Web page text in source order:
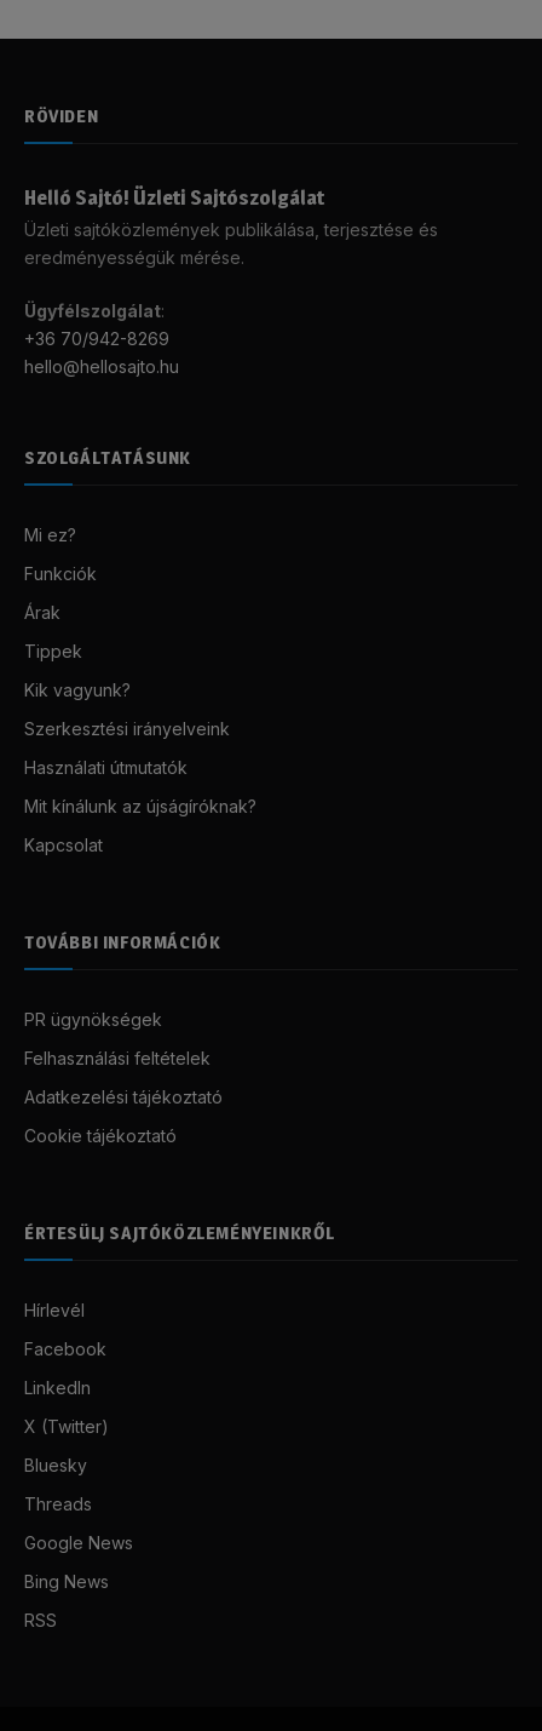
RÖVIDEN
Helló Sajtó! Üzleti Sajtószolgálat
Üzleti sajtóközlemények publikálása, terjesztése és
eredményességük mérése.
Ügyfélszolgálat:
+36 70/942-8269
hello@hellosajto.hu
SZOLGÁLTATÁSUNK
Mi ez?
Funkciók
Árak
Tippek
Kik vagyunk?
Szerkesztési irányelveink
Használati útmutatók
Mit kínálunk az újságíróknak?
Kapcsolat
TOVÁBBI INFORMÁCIÓK
PR ügynökségek
Felhasználási feltételek
Adatkezelési tájékoztató
Cookie tájékoztató
ÉRTESÜLJ SAJTÓKÖZLEMÉNYEINKRŐL
Hírlevél
Facebook
LinkedIn
X (Twitter)
Bluesky
Threads
Google News
Bing News
RSS